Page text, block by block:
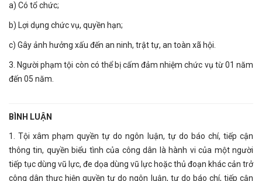
a) Có tổ chức;
b) Lợi dụng chức vụ, quyền hạn;
c) Gây ảnh hưởng xấu đến an ninh, trật tự, an toàn xã hội.
3. Người phạm tội còn có thể bị cấm đảm nhiệm chức vụ từ 01 năm
đến 05 năm.
BÌNH LUẬN
1. Tội xâm phạm quyền tự do ngôn luận, tự do báo chí, tiếp cận
thông tin, quyền biểu tình của công dân là hành vi của một người
tiếp tục dùng vũ lực, đe dọa dùng vũ lực hoặc thủ đoạn khác cản trở
công dân thực hiện quyền tự do ngôn luận, tự do báo chí, tiếp cận